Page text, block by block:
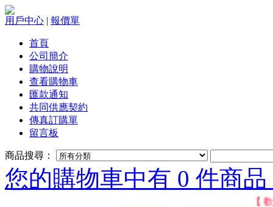
用戶中心 | 報價單
首頁
公司簡介
購物說明
查看購物車
匯款通知
共同供應契約
傳真訂購單
留言板
商品搜尋：
您的購物車中有 0 件商
【 歡